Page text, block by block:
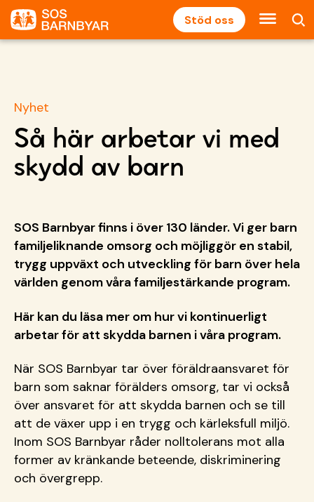
Stöd oss
Nyhet
Så här arbetar vi med
skydd av barn
SOS Barnbyar finns i över 130 länder. Vi ger barn
familjeliknande omsorg och möjliggör en stabil,
trygg uppväxt och utveckling för barn över hela
världen genom våra familjestärkande program.
Här kan du läsa mer om hur vi kontinuerligt
arbetar för att skydda barnen i våra program.
När SOS Barnbyar tar över föräldraansvaret för
barn som saknar förälders omsorg, tar vi också
över ansvaret för att skydda barnen och se till
att de växer upp i en trygg och kärleksfull miljö.
Inom SOS Barnbyar råder nolltolerans mot alla
former av kränkande beteende, diskriminering
och övergrepp.